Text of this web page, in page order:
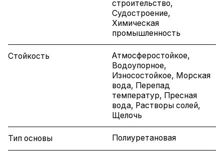
строительство,
Судостроение,
Химическая
промышленность
Стойкость
Атмосферостойкое,
Водоупорное,
Износостойкое, Морская
вода, Перепад
температур, Пресная
вода, Растворы солей,
Щелочь
Тип основы Полиуретановая